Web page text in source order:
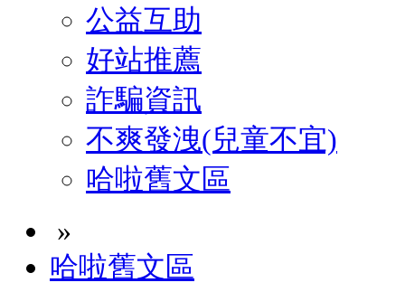
公益互助
好站推薦
詐騙資訊
不爽發洩(兒童不宜)
哈啦舊文區
»
哈啦舊文區